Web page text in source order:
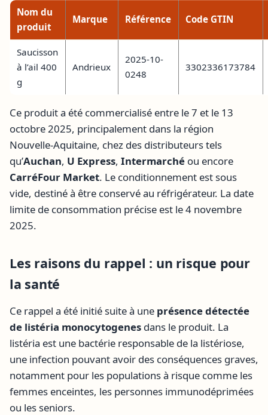
Nom du
produit
Marque Référence Code GTIN
Saucisson
à l’ail 400
g
Andrieux
2025-10-
0248
3302336173784
Ce produit a été commercialisé entre le 7 et le 13
octobre 2025, principalement dans la région
Nouvelle-Aquitaine, chez des distributeurs tels
qu’Auchan, U Express, Intermarché ou encore
CarréFour Market. Le conditionnement est sous
vide, destiné à être conservé au réfrigérateur. La date
limite de consommation précise est le 4 novembre
2025.
Les raisons du rappel : un risque pour
la santé
Ce rappel a été initié suite à une présence détectée
de listéria monocytogenes dans le produit. La
listéria est une bactérie responsable de la listériose,
une infection pouvant avoir des conséquences graves,
notamment pour les populations à risque comme les
femmes enceintes, les personnes immunodéprimées
ou les seniors.